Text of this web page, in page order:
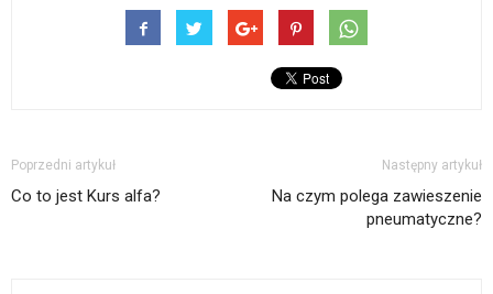
Poprzedni artykuł
Co to jest Kurs alfa?
Następny artykuł
Na czym polega zawieszenie
pneumatyczne?